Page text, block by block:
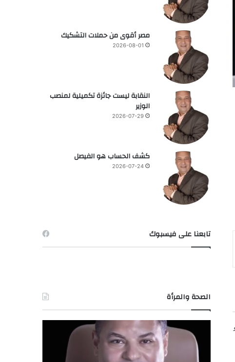
مصر أقوى من حملات التشكيك
2026-08-01
النقابة ليست جائزة تكميلية لمنصب
الوزير
2026-07-29
كشف الحساب هو الفيصل
2026-07-24
تابعنا على فيسبوك
الصحة والمرأة